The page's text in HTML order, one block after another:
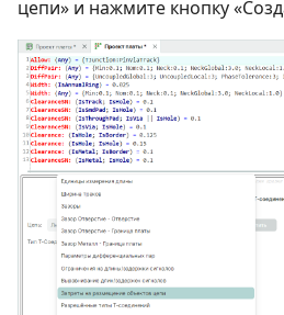
цепи» и нажмите кнопку